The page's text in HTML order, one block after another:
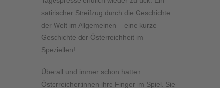
satirischer Streifzug durch die Geschichte
der Welt im Allgemeinen – eine kurze
Geschichte der Österreichheit im
Speziellen!
Überall und immer schon hatten
Österreicher:innen ihre Finger im Spiel. Sie